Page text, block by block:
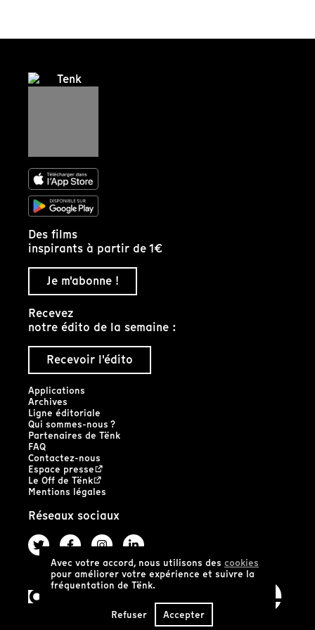
Avec votre accord, nous utilisons des cookies
pour améliorer votre expérience et suivre la
fréquentation de Tënk.
Refuser Accepter
Des films
inspirants à partir de 1€
Je m'abonne !
Recevez
notre édito de la semaine :
Recevoir l'édito
Applications
Archives
Ligne éditoriale
Qui sommes-nous ?
Partenaires de Tënk
FAQ
Contactez-nous
Espace presse
Le Off de Tënk
Mentions légales
Réseaux sociaux